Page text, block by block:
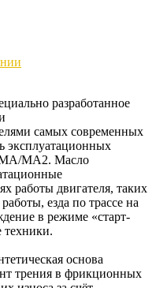
разработанное
самых современных
эксплуатационных
MA2. Масло
работы двигателя, таких
езда по трассе на
в режиме «старт-
техники.
основа
трения в фрикционных